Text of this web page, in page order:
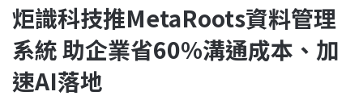
炬識科技推MetaRoots資料管理
系統 助企業省60%溝通成本、加
速AI落地